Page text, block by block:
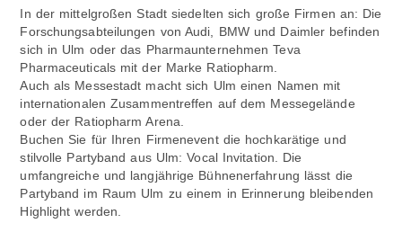
In der mittelgroßen Stadt siedelten sich große Firmen an: Die
Forschungsabteilungen von Audi, BMW und Daimler befinden
sich in Ulm oder das Pharmaunternehmen Teva
Pharmaceuticals mit der Marke Ratiopharm.
Auch als Messestadt macht sich Ulm einen Namen mit
internationalen Zusammentreffen auf dem Messegelände
oder der Ratiopharm Arena.
Buchen Sie für Ihren Firmenevent die hochkarätige und
stilvolle Partyband aus Ulm: Vocal Invitation. Die
umfangreiche und langjährige Bühnenerfahrung lässt die
Partyband im Raum Ulm zu einem in Erinnerung bleibenden
Highlight werden.